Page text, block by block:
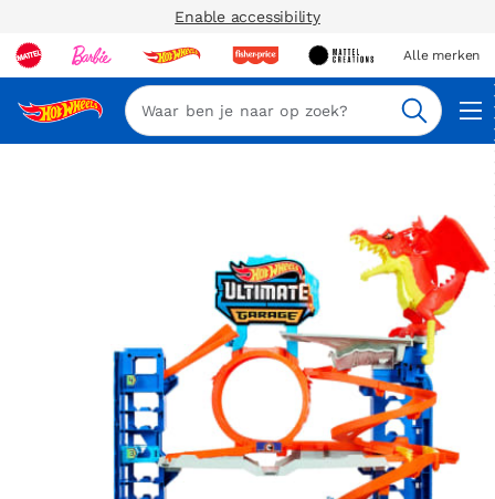
Enable accessibility
Alle merken
Zoeken